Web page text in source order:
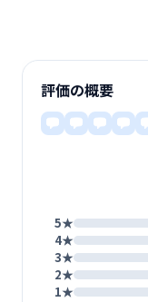
評価の概要
5★
4★
3★
2★
1★